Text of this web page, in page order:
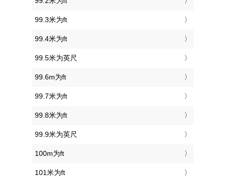
99.3米为ft
99.4米为ft
99.5米为英尺
99.6m为ft
99.7米为ft
99.8米为ft
99.9米为英尺
100m为ft
101米为ft